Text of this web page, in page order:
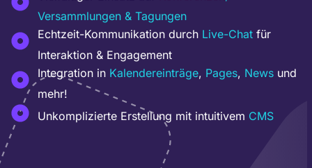
Versammlungen & Tagungen
Echtzeit-Kommunikation durch Live-Chatfür
Interaktion & Engagement
Integration in Kalendereinträge, Pages, Newsund
mehr!
Unkomplizierte Erstellung mit intuitivem CMS